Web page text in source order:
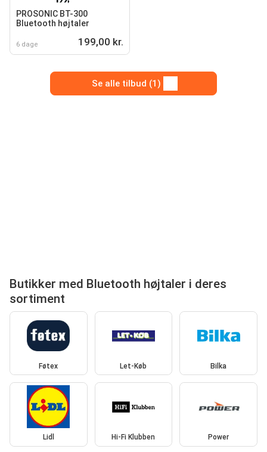
PROSONIC BT-300
Bluetooth højtaler
6 dage 199,00 kr.
Se alle tilbud (1)
Butikker med Bluetooth højtaler i deres
sortiment
Føtex Let-Køb Bilka
Lidl Hi-Fi Klubben Power